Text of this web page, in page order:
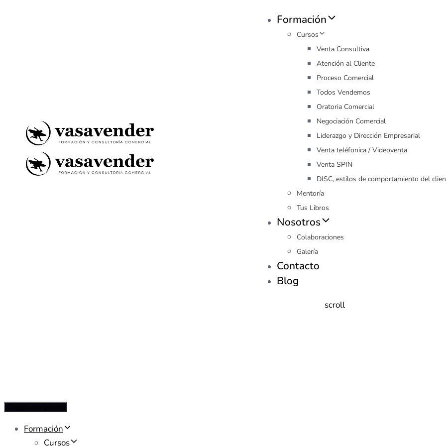
Formación
Cursos
Venta Consultiva
Atención al Cliente
Proceso Comercial
Todos Vendemos
Oratoria Comercial
Negociación Comercial
Liderazgo y Dirección Empresarial
Venta teléfonica / Videoventa
Venta SPIN
DISC, estilos de comportamiento del
Mentoría
Tus Libros
Nosotros
Colaboraciones
Galería
Contacto
Blog
scroll
Formación
Cursos